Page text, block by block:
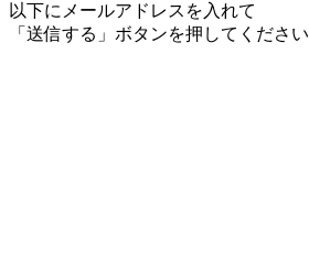
以下にメールアドレスを入れて
「送信する」ボタンを押してください